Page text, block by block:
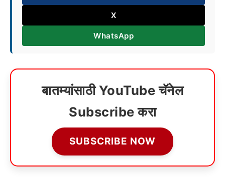
X
WhatsApp
बातम्यांसाठी YouTube चॅनेल
Subscribe करा
SUBSCRIBE NOW